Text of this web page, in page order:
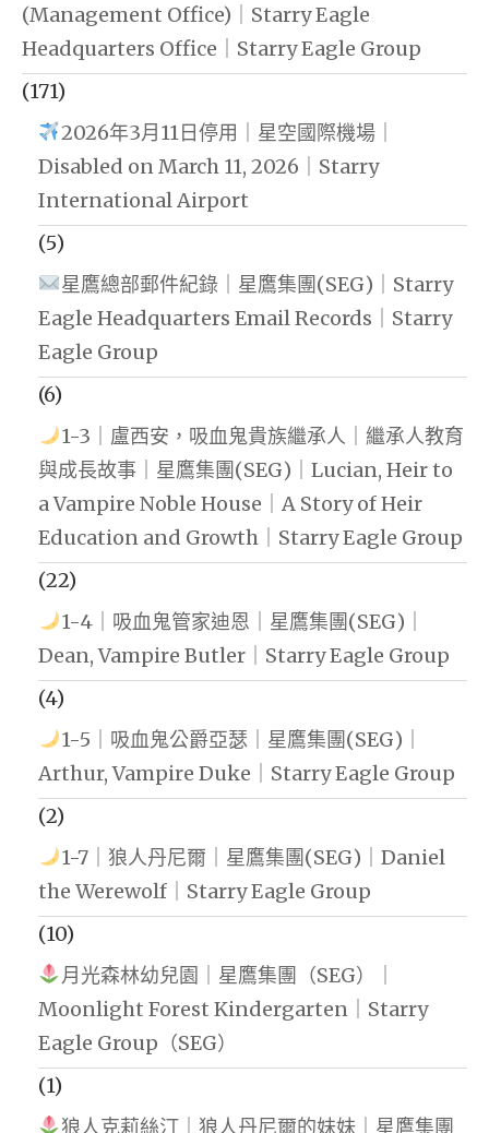
(Management Office)｜Starry Eagle
Headquarters Office｜Starry Eagle Group
(171)
2026年3月11日停用｜星空國際機場｜
Disabled on March 11, 2026｜Starry
International Airport
(5)
星鷹總部郵件紀錄｜星鷹集團(SEG)｜Starry
Eagle Headquarters Email Records｜Starry
Eagle Group
(6)
1-3｜盧西安，吸血鬼貴族繼承人｜繼承人教育
與成長故事｜星鷹集團(SEG)｜Lucian, Heir to
a Vampire Noble House｜A Story of Heir
Education and Growth｜Starry Eagle Group
(22)
1-4｜吸血鬼管家迪恩｜星鷹集團(SEG)｜
Dean, Vampire Butler｜Starry Eagle Group
(4)
1-5｜吸血鬼公爵亞瑟｜星鷹集團(SEG)｜
Arthur, Vampire Duke｜Starry Eagle Group
(2)
1-7｜狼人丹尼爾｜星鷹集團(SEG)｜Daniel
the Werewolf｜Starry Eagle Group
(10)
月光森林幼兒園｜星鷹集團（SEG）｜
Moonlight Forest Kindergarten｜Starry
Eagle Group（SEG）
(1)
狼人克莉絲汀｜狼人丹尼爾的妹妹｜星鷹集團